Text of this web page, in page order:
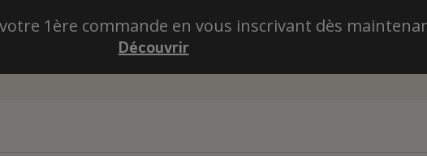
1ère commande en vous inscrivant dès
Découvrir